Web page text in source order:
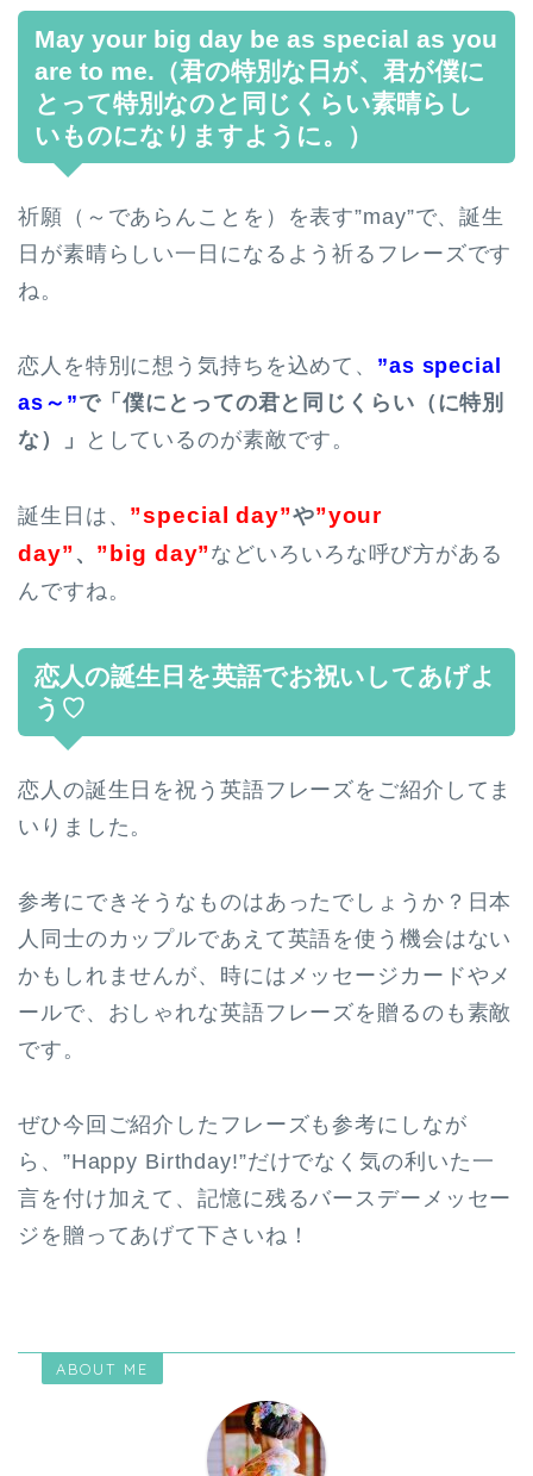
May your big day be as special as you
are to me.（君の特別な日が、君が僕に
とって特別なのと同じくらい素晴らし
いものになりますように。）
祈願（～であらんことを）を表す”may”で、誕生
日が素晴らしい一日になるよう祈るフレーズです
ね。
恋人を特別に想う気持ちを込めて、 ”as special
as～”で「僕にとっての君と同じくらい（に特別
な）」
としているのが素敵です。
誕生日は、 ”special day”や”your
day” 、 ”big day”などいろいろな呼び方がある
んですね。
恋人の誕生日を英語でお祝いしてあげよ
う♡
恋人の誕生日を祝う英語フレーズをご紹介してま
いりました。
参考にできそうなものはあったでしょうか？日本
人同士のカップルであえて英語を使う機会はない
かもしれませんが、時にはメッセージカードやメ
ールで、おしゃれな英語フレーズを贈るのも素敵
です。
ぜひ今回ご紹介したフレーズも参考にしなが
ら、”Happy Birthday!”だけでなく気の利いた一
言を付け加えて、記憶に残るバースデーメッセー
ジを贈ってあげて下さいね！
ABOUT ME